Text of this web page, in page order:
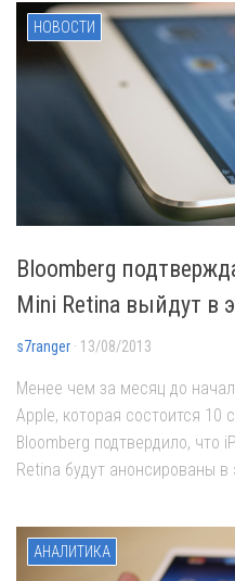
НОВОСТИ
Bloomberg
Mini Retina выйдут в
s7ranger · 13/08/2013
Менее чем за месяц до
Apple, которая состоится 10
Bloomberg подтвердило, что
Retina будут анонсированы в
АНАЛИТИКА